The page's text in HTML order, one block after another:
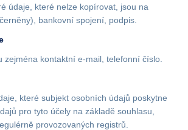
údaje, které nelze kopírovat, jsou na
bankovní spojení, podpis.
zejména kontaktní e-mail, telefonní číslo.
které subjekt osobních údajů poskytne
pro tyto účely na základě souhlasu,
provozovaných registrů.